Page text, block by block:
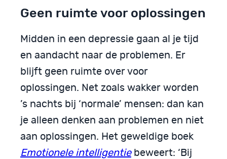
Geen ruimte voor oplossingen
Midden in een depressie gaan al je tijd
en aandacht naar de pro­blemen. Er
blijft geen ruimte over voor
oplossingen. Net zoals wakker worden
’s nachts bij ‘normale’ mensen: dan kan
je alleen denken aan problemen en niet
aan oplossingen. Het geweldige boek
Emotionele intelligentie beweert: ‘Bij